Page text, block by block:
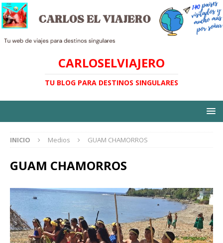
CARLOSELVIAJERO
TU BLOG PARA DESTINOS SINGULARES
INICIO Medios GUAM CHAMORROS
GUAM CHAMORROS